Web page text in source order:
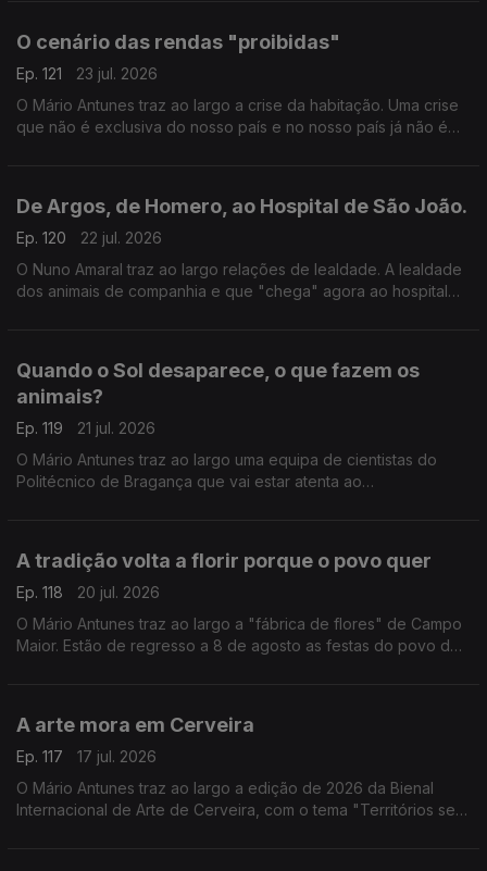
O cenário das rendas "proibidas"
Ep. 121
23 jul. 2026
O Mário Antunes traz ao largo a crise da habitação. Uma crise
que não é exclusiva do nosso país e no nosso país já não é
De Argos, de Homero, ao Hospital de São João.
Ep. 120
22 jul. 2026
O Nuno Amaral traz ao largo relações de lealdade. A lealdade
dos animais de companhia e que "chega" agora ao hospital
Quando o Sol desaparece, o que fazem os
animais?
Ep. 119
21 jul. 2026
O Mário Antunes traz ao largo uma equipa de cientistas do
Politécnico de Bragança que vai estar atenta ao
A tradição volta a florir porque o povo quer
Ep. 118
20 jul. 2026
O Mário Antunes traz ao largo a "fábrica de flores" de Campo
Maior. Estão de regresso a 8 de agosto as festas do povo de
A arte mora em Cerveira
Ep. 117
17 jul. 2026
O Mário Antunes traz ao largo a edição de 2026 da Bienal
Internacional de Arte de Cerveira, com o tema "Territórios sem